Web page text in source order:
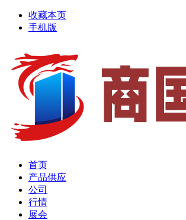
收藏本页
手机版
首页
产品供应
公司
行情
展会